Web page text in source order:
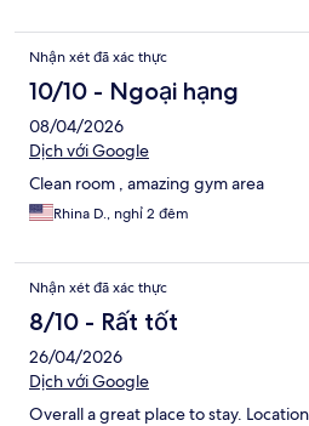
Nhận xét đã xác thực
10/10 - Ngoại hạng
08/04/2026
Dịch với Google
Clean room , amazing gym area
Rhina D., nghỉ 2 đêm
Nhận xét đã xác thực
8/10 - Rất tốt
26/04/2026
Dịch với Google
Overall a great place to stay.